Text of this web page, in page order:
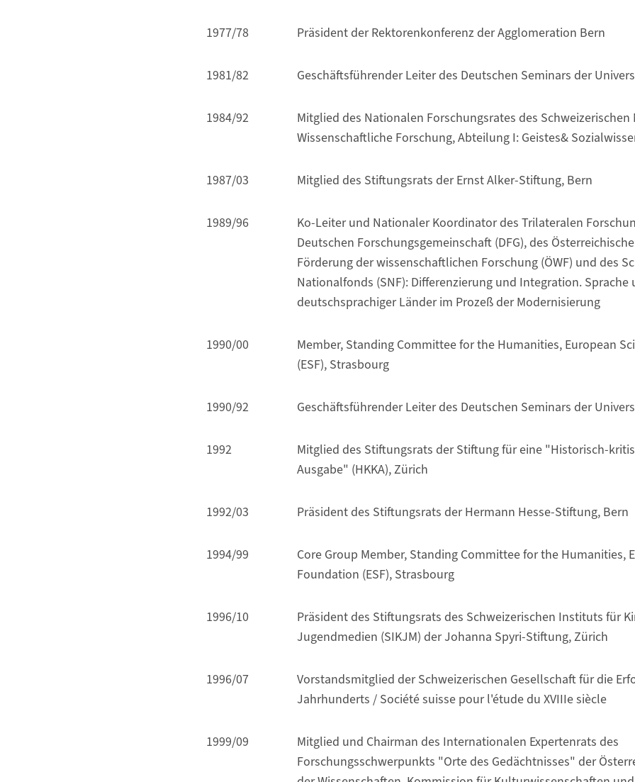
1977/78 Präsident der Rektorenkonferenz der Agglomeration Bern
1981/82 Geschäftsführender Leiter des Deutschen Seminars der
1984/92
Mitglied des Nationalen Forschungsrates des
Wissenschaftliche Forschung, Abteilung I: Geistes&
1987/03 Mitglied des Stiftungsrats der Ernst Alker-Stiftung, Bern
1989/96
Ko-Leiter und Nationaler Koordinator des Trilateralen
Deutschen Forschungsgemeinschaft (DFG), des
Förderung der wissenschaftlichen Forschung (ÖWF) und des
Nationalfonds (SNF): Differenzierung und Integration.
deutschsprachiger Länder im Prozeß der Modernisierung
1990/00
Member, Standing Committee for the Humanities, European
(ESF), Strasbourg
1990/92 Geschäftsführender Leiter des Deutschen Seminars der
1992
Mitglied des Stiftungsrats der Stiftung für eine "Historisch-
Ausgabe" (HKKA), Zürich
1992/03 Präsident des Stiftungsrats der Hermann Hesse-Stiftung, Bern
1994/99
Core Group Member, Standing Committee for the Humanities,
Foundation (ESF), Strasbourg
1996/10
Präsident des Stiftungsrats des Schweizerischen Instituts für
Jugendmedien (SIKJM) der Johanna Spyri-Stiftung, Zürich
1996/07
Vorstandsmitglied der Schweizerischen Gesellschaft für die
Jahrhunderts / Société suisse pour l'étude du XVIIIe siècle
1999/09
Mitglied und Chairman des Internationalen Expertenrats des
Forschungsschwerpunkts "Orte des Gedächtnisses" der